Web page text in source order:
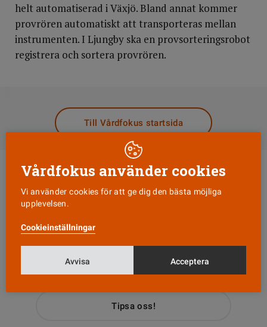
helt automatiserad i Växjö. Bland annat kommer
provrören automatiskt att transporteras mellan
instrumenten. I Ljungby ska en provsorteringsrobot
registrera och sortera provrören.
Till Vårdfokus startsida
Läs senaste numret
Tipsa oss!
Vårdfokus använder cookies
Vi använder cookies för att ge dig den bästa möjliga
upplevelsen.
Cookieinställningar
Avvisa Acceptera